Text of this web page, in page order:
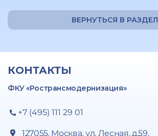
ВЕРНУТЬСЯ В РАЗДЕЛ
КОНТАКТЫ
ФКУ «Ространсмодернизация»
+7 (495) 111 29 01
127055, Москва, ул. Лесная, д.59,